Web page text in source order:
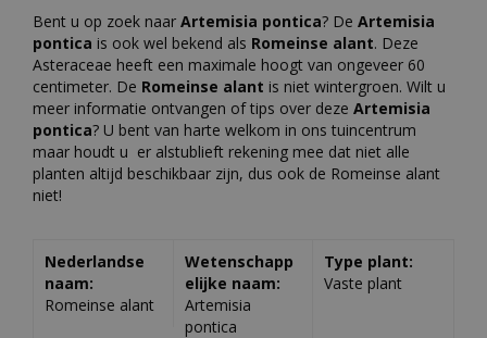
Bent u op zoek naar Artemisia pontica? De Artemisia
pontica is ook wel bekend als Romeinse alant. Deze
Asteraceae heeft een maximale hoogt van ongeveer 60
centimeter. De Romeinse alant is niet wintergroen. Wilt u
meer informatie ontvangen of tips over deze Artemisia
pontica? U bent van harte welkom in ons tuincentrum
maar houdt u er alstublieft rekening mee dat niet alle
planten altijd beschikbaar zijn, dus ook de Romeinse alant
niet!
Nederlandse
naam:
Romeinse alant
Wetenschapp
elijke naam:
Artemisia
pontica
Type plant:
Vaste plant